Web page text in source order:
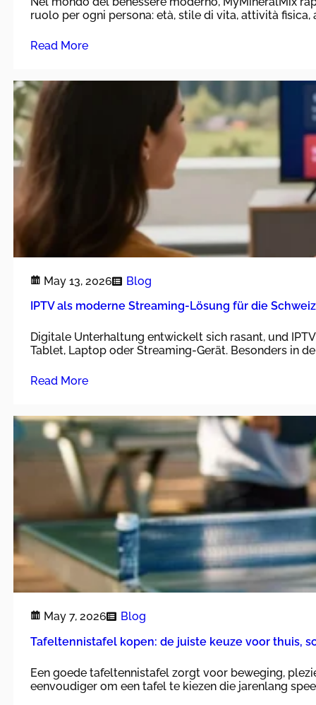
ruolo per ogni persona: età, stile di vita, attività fisica,
Read More
May 13, 2026
Blog
IPTV als moderne Streaming-Lösung für die Schweiz
Digitale Unterhaltung entwickelt sich rasant, und
Tablet, Laptop oder Streaming-Gerät. Besonders in
Read More
May 7, 2026
Blog
Tafeltennistafel kopen: de juiste keuze voor thuis,
Een goede tafeltennistafel zorgt voor beweging,
eenvoudiger om een tafel te kiezen die jarenlang